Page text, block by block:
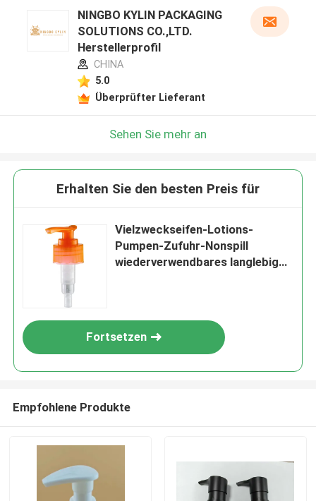
NINGBO KYLIN PACKAGING
SOLUTIONS CO.,LTD.
Herstellerprofil
CHINA
5.0
Überprüfter Lieferant
Sehen Sie mehr an
Erhalten Sie den besten Preis für
Vielzweckseifen-Lotions-
Pumpen-Zufuhr-Nonspill
wiederverwendbares langlebiges
Fortsetzen
Empfohlene Produkte